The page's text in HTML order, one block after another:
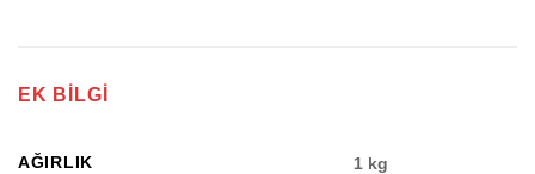
EK BILGI
AĞIRLIK 1 kg